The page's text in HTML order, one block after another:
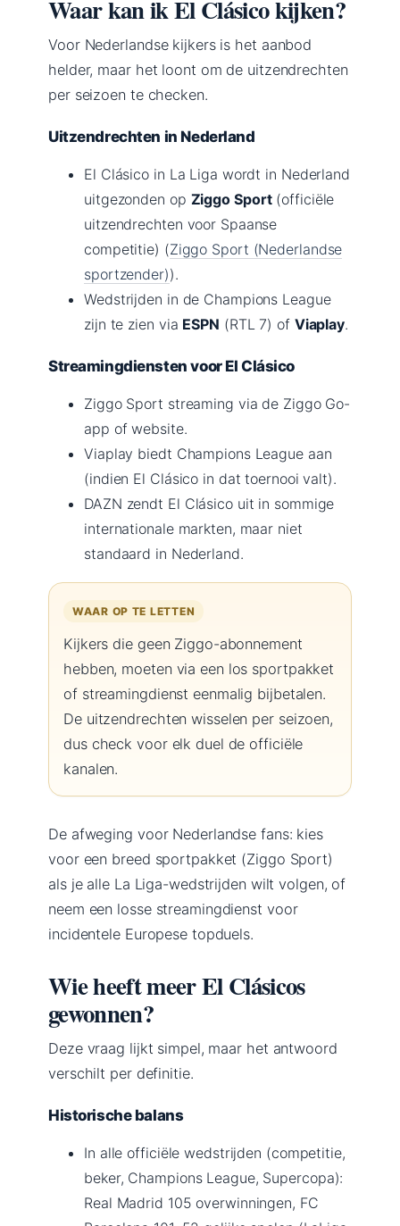
Waar kan ik El Clásico kijken?
Voor Nederlandse kijkers is het aanbod
helder, maar het loont om de uitzendrechten
per seizoen te checken.
Uitzendrechten in Nederland
El Clásico in La Liga wordt in Nederland
uitgezonden op Ziggo Sport(officiële
uitzendrechten voor Spaanse
competitie) (Ziggo Sport (Nederlandse
sportzender)).
Wedstrijden in de Champions League
zijn te zien via ESPN (RTL 7) of Viaplay.
Streamingdiensten voor El Clásico
Ziggo Sport streaming via de Ziggo Go-
app of website.
Viaplay biedt Champions League aan
(indien El Clásico in dat toernooi valt).
DAZN zendt El Clásico uit in sommige
internationale markten, maar niet
standaard in Nederland.
WAAR OP TE LETTEN
Kijkers die geen Ziggo-abonnement
hebben, moeten via een los sportpakket
of streamingdienst eenmalig bijbetalen.
De uitzendrechten wisselen per seizoen,
dus check voor elk duel de officiële
kanalen.
De afweging voor Nederlandse fans: kies
voor een breed sportpakket (Ziggo Sport)
als je alle La Liga-wedstrijden wilt volgen, of
neem een losse streamingdienst voor
incidentele Europese topduels.
Wie heeft meer El Clásicos
gewonnen?
Deze vraag lijkt simpel, maar het antwoord
verschilt per definitie.
Historische balans
In alle officiële wedstrijden (competitie,
beker, Champions League, Supercopa):
Real Madrid 105 overwinningen, FC